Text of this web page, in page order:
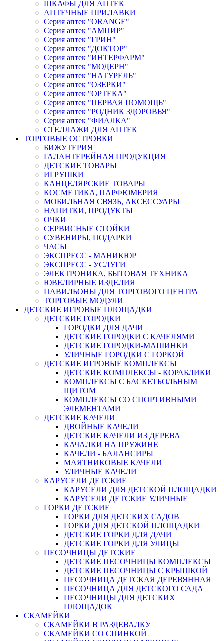
ШКАФЫ ДЛЯ АПТЕК
АПТЕЧНЫЕ ПРИЛАВКИ
Серия аптек "ORANGE"
Серия аптек "АМПИР"
Серия аптек "ГРИН"
Серия аптек "ДОКТОР"
Серия аптек "ИНТЕРФАРМ"
Серия аптек "МОДЕРН"
Серия аптек "НАТУРЕЛЬ"
Серия аптек "ОЗЕРКИ"
Серия аптек "ОРТЕКА"
Серия аптек "ПЕРВАЯ ПОМОЩЬ"
Серия аптек "РОДНИК ЗДОРОВЬЯ"
Серия аптек "ФИАЛКА"
СТЕЛЛАЖИ ДЛЯ АПТЕК
ТОРГОВЫЕ ОСТРОВКИ
БИЖУТЕРИЯ
ГАЛАНТЕРЕЙНАЯ ПРОДУКЦИЯ
ДЕТСКИЕ ТОВАРЫ
ИГРУШКИ
КАНЦЕЛЯРСКИЕ ТОВАРЫ
КОСМЕТИКА, ПАРФЮМЕРИЯ
МОБИЛЬНАЯ СВЯЗЬ, АКСЕССУАРЫ
НАПИТКИ, ПРОДУКТЫ
ОЧКИ
СЕРВИСНЫЕ СТОЙКИ
СУВЕНИРЫ, ПОДАРКИ
ЧАСЫ
ЭКСПРЕСС - МАНИКЮР
ЭКСПРЕСС - УСЛУГИ
ЭЛЕКТРОНИКА, БЫТОВАЯ ТЕХНИКА
ЮВЕЛИРНЫЕ ИЗДЕЛИЯ
ПАВИЛЬОНЫ ДЛЯ ТОРГОВОГО ЦЕНТРА
ТОРГОВЫЕ МОДУЛИ
ДЕТСКИЕ ИГРОВЫЕ ПЛОЩАДКИ
ДЕТСКИЕ ГОРОДКИ
ГОРОДКИ ДЛЯ ДАЧИ
ДЕТСКИЕ ГОРОДКИ С КАЧЕЛЯМИ
ДЕТСКИЕ ГОРОДКИ-МАШИНКИ
УЛИЧНЫЕ ГОРОДКИ С ГОРКОЙ
ДЕТСКИЕ ИГРОВЫЕ КОМПЛЕКСЫ
ДЕТСКИЕ КОМПЛЕКСЫ - КОРАБЛИКИ
КОМПЛЕКСЫ С БАСКЕТБОЛЬНЫМ
ЩИТОМ
КОМПЛЕКСЫ СО СПОРТИВНЫМИ
ЭЛЕМЕНТАМИ
ДЕТСКИЕ КАЧЕЛИ
ДВОЙНЫЕ КАЧЕЛИ
ДЕТСКИЕ КАЧЕЛИ ИЗ ДЕРЕВА
КАЧАЛКИ НА ПРУЖИНЕ
КАЧЕЛИ - БАЛАНСИРЫ
МАЯТНИКОВЫЕ КАЧЕЛИ
УЛИЧНЫЕ КАЧЕЛИ
КАРУСЕЛИ ДЕТСКИЕ
КАРУСЕЛИ ДЛЯ ДЕТСКОЙ ПЛОЩАДКИ
КАРУСЕЛИ ДЕТСКИЕ УЛИЧНЫЕ
ГОРКИ ДЕТСКИЕ
ГОРКИ ДЛЯ ДЕТСКИХ САДОВ
ГОРКИ ДЛЯ ДЕТСКОЙ ПЛОЩАДКИ
ДЕТСКИЕ ГОРКИ ДЛЯ ДАЧИ
ДЕТСКИЕ ГОРКИ ДЛЯ УЛИЦЫ
ПЕСОЧНИЦЫ ДЕТСКИЕ
ДЕТСКИЕ ПЕСОЧНИЦЫ КОМПЛЕКСЫ
ДЕТСКИЕ ПЕСОЧНИЦЫ С КРЫШКОЙ
ПЕСОЧНИЦА ДЕТСКАЯ ДЕРЕВЯННАЯ
ПЕСОЧНИЦА ДЛЯ ДЕТСКОГО САДА
ПЕСОЧНИЦЫ ДЛЯ ДЕТСКИХ
ПЛОЩАДОК
СКАМЕЙКИ
СКАМЕЙКИ В РАЗДЕВАЛКУ
СКАМЕЙКИ СО СПИНКОЙ